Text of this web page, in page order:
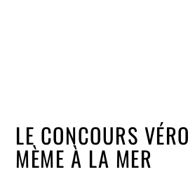
LE CONCOURS
MÈME À LA MER